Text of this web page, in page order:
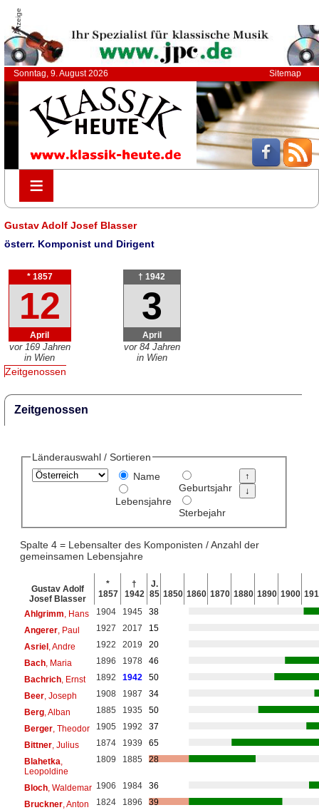
Anzeige
Sonntag, 9. August 2026 Sitemap
≡
≡
Gustav Adolf Josef Blasser
österr. Komponist und Dirigent
* 1857
12
April
vor 169 Jahren
in Wien
† 1942
3
April
vor 84 Jahren
in Wien
Zeitgenossen
Zeitgenossen
Länderauswahl / Sortieren
Name
Lebensjahre
Geburtsjahr
Sterbejahr
Spalte 4 = Lebensalter des Komponisten / Anzahl der
gemeinsamen Lebensjahre
Gustav Adolf
Josef Blasser
*
1857
†
1942
J.
85 1850 1860 1870 1880 1890 1900
Ahlgrimm , Hans 1904 1945
38
Angerer, Paul 1927 2017
15
Asriel, Andre 1922 2019
20
Bach, Maria 1896 1978
46
Bachrich, Ernst 1892 1942
50
Beer, Joseph 1908 1987
34
Berg, Alban 1885 1935
50
Berger, Theodor 1905 1992
37
Bittner, Julius 1874 1939
65
Blahetka
Leopoldine
1809 1885 28
Bloch, Waldemar 1906 1984
36
Bruckner, Anton 1824 1896
39